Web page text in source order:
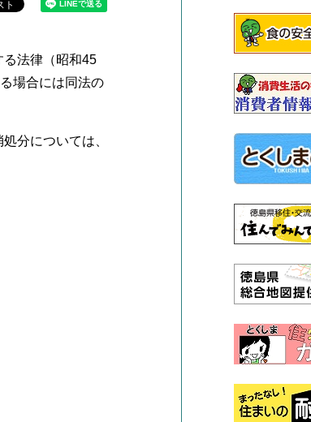
法律（昭和45
場合には同法の
分については、